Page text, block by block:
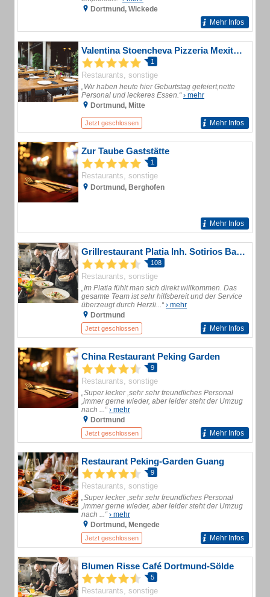
Dortmund, Wickede
Mehr Infos
Valentina Stoencheva Pizzeria Mexitalia
1
Restaurants, sonstige
„Wir haben heute hier Geburtstag gefeiert,nette
Personal und leckeres Essen.“› mehr
Dortmund, Mitte
Jetzt geschlossen Mehr Infos
Zur Taube Gaststätte
1
Restaurants, sonstige
Dortmund, Berghofen
Mehr Infos
Grillrestaurant Platia Inh. Sotirios Barbas
108
Restaurants, sonstige
„Im Platia fühlt man sich direkt willkommen. Das
gesamte Team ist sehr hilfsbereit und der Service
überzeugt durch Herzli...“› mehr
Dortmund
Jetzt geschlossen Mehr Infos
China Restaurant Peking Garden
9
Restaurants, sonstige
„Super lecker ,sehr sehr freundliches Personal
,immer gerne wieder, aber leider steht der Umzug
nach ...“› mehr
Dortmund
Jetzt geschlossen Mehr Infos
Restaurant Peking-Garden Guang
9
Restaurants, sonstige
„Super lecker ,sehr sehr freundliches Personal
,immer gerne wieder, aber leider steht der Umzug
nach ...“› mehr
Dortmund, Mengede
Jetzt geschlossen Mehr Infos
Blumen Risse Café Dortmund-Sölde
5
Restaurants, sonstige